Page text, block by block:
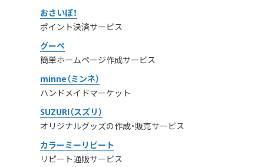
おさいぽ！
ポイント決済サービス
グーペ
簡単ホームページ作成サービス
minne（ミンネ）
ハンドメイドマーケット
SUZURI（スズリ）
オリジナルグッズの作成・販売サービス
カラーミーリピート
リピート通販サービス